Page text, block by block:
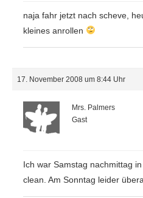
naja fahr jetzt nach scheve,
kleines anrollen
17. November 2008 um 8:44 Uhr
Mrs. Palmers
Gast
Ich war Samstag nachmittag
clean. Am Sonntag leider